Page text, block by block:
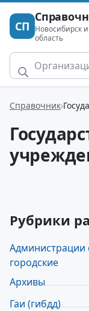
СП
Новосибирск
область
Справочник
Рубрики
Администрации
городские
Архивы
Гаи (гибдд)